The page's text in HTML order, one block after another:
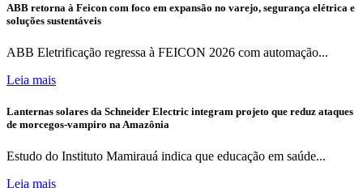
ABB retorna à Feicon com foco em expansão no varejo, segurança elétrica e
soluções sustentáveis
ABB Eletrificação regressa à FEICON 2026 com automação...
Leia mais
Lanternas solares da Schneider Electric integram projeto que reduz ataques
de morcegos-vampiro na Amazônia
Estudo do Instituto Mamirauá indica que educação em saúde...
Leia mais